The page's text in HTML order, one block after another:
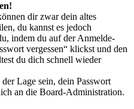
dir zwar dein altes
du kannst es jedoch
indem du auf der Anmelde-
vergessen“ klickst und den
du dich schnell wieder
Lage sein, dein Passwort
an die Board-Administration.